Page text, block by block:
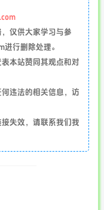
仅供大家学习与参
行删除处理。
本站赞同其观点和对
违法的相关信息，访
失效，请联系我们我